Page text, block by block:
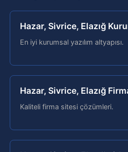
Hazar, Sivrice, Elazığ
En iyi kurumsal yazılım altyapısı.
Hazar, Sivrice, Elazığ
Kaliteli firma sitesi çözümleri.